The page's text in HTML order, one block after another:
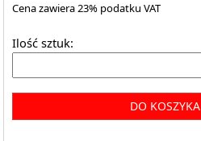
Cena zawiera 23% podatku VAT
Ilość sztuk:
DO KOSZYKA